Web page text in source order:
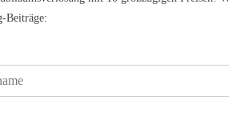
Beiträge: